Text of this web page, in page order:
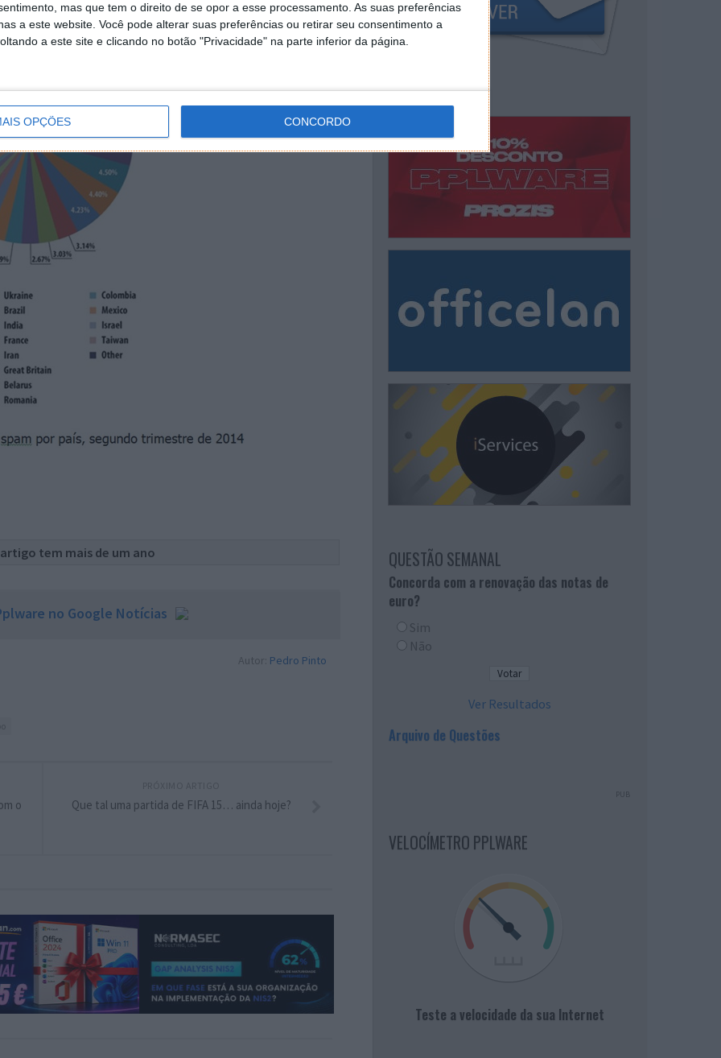
mas que tem o direito de se opor a esse processamento. As suas preferências
a este website. Você pode alterar suas preferências ou retirar seu consentimento a
a este site e clicando no botão "Privacidade" na parte inferior da página.
OPÇÕES CONCORDO
tem mais de um ano
no Google Notícias
Autor: Pedro Pinto
Que tal uma partida de FIFA 15… ainda hoje?
o
QUESTÃO SEMANAL
Concorda com a renovação das notas de
euro?
Sim
Não
Ver Resultados
Arquivo de Questões
PUB
VELOCÍMETRO PPLWARE
Teste a velocidade da sua Internet